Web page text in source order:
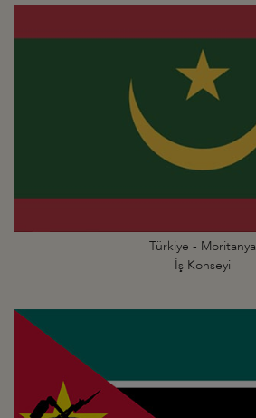
Türkiye - Moritanya
İş Konseyi